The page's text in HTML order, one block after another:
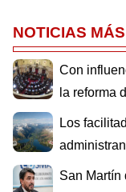
NOTICIAS
Con
la reforma
Los
San Martín